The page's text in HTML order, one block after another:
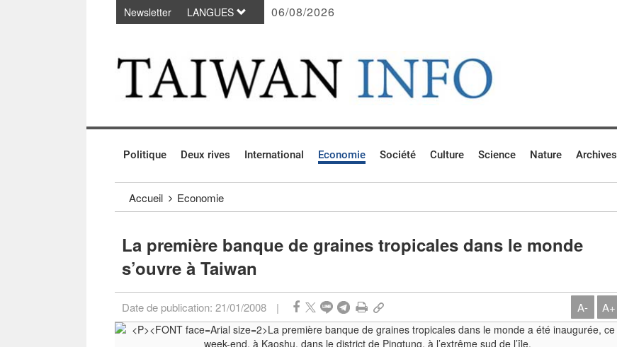
Passer au contenu principal
Newsletter LANGUES 06/08/2026
Politique Deux rives International Economie Société Culture Science Nature Archives
Accueil Economie
La première banque de graines tropicales dans le monde
s’ouvre à Taiwan
Date de publication: 21/01/2008 | A- A+